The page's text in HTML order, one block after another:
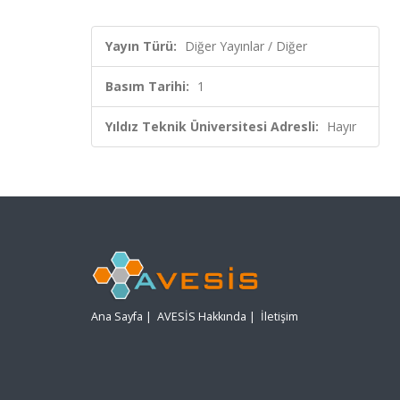
Yayın Türü: Diğer Yayınlar / Diğer
Basım Tarihi: 1
Yıldız Teknik Üniversitesi Adresli: Hayır
Ana Sayfa | AVESİS Hakkında | İletişim